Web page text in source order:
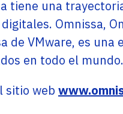
tiene una
Omnissa,
de VMware, es una
en todo el mundo.
sitio web